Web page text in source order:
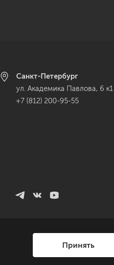
Санкт-Петербург
ул. Академика Павлова, 6 к1
+7 (812) 200-95-55
Принять